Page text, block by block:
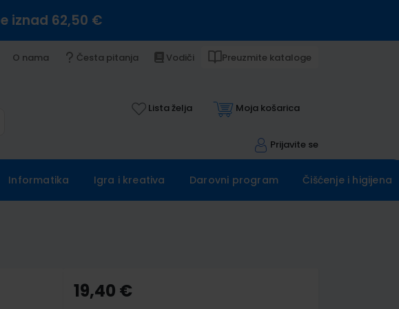
iznad 62,50 €
O nama Česta pitanja Vodiči Preuzmite kataloge
Lista želja Moja košarica
Prijavite se
Informatika Igra i kreativa Darovni program Čišćenje i higijena
19,40 €